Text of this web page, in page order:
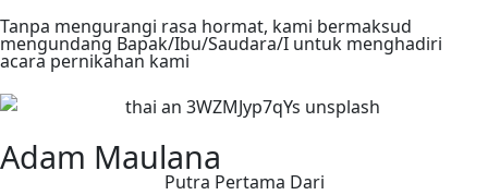
Tanpa mengurangi rasa hormat, kami bermaksud
mengundang Bapak/Ibu/Saudara/I untuk menghadiri
acara pernikahan kami
Adam Maulana
Putra Pertama Dari